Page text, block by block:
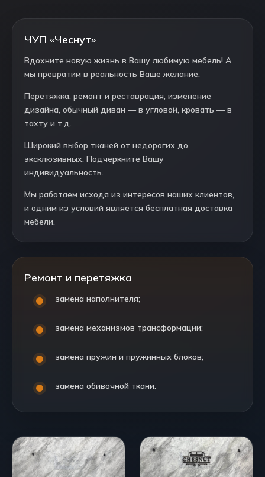
ЧУП «Чеснут»
Вдохните новую жизнь в Вашу любимую мебель! А
мы превратим в реальность Ваше желание.
Перетяжка, ремонт и реставрация, изменение
дизайна, обычный диван — в угловой, кровать — в
тахту и т.д.
Широкий выбор тканей от недорогих до
эксклюзивных. Подчеркните Вашу
индивидуальность.
Мы работаем исходя из интересов наших клиентов,
и одним из условий является бесплатная доставка
мебели.
Ремонт и перетяжка
замена наполнителя;
замена механизмов трансформации;
замена пружин и пружинных блоков;
замена обивочной ткани.